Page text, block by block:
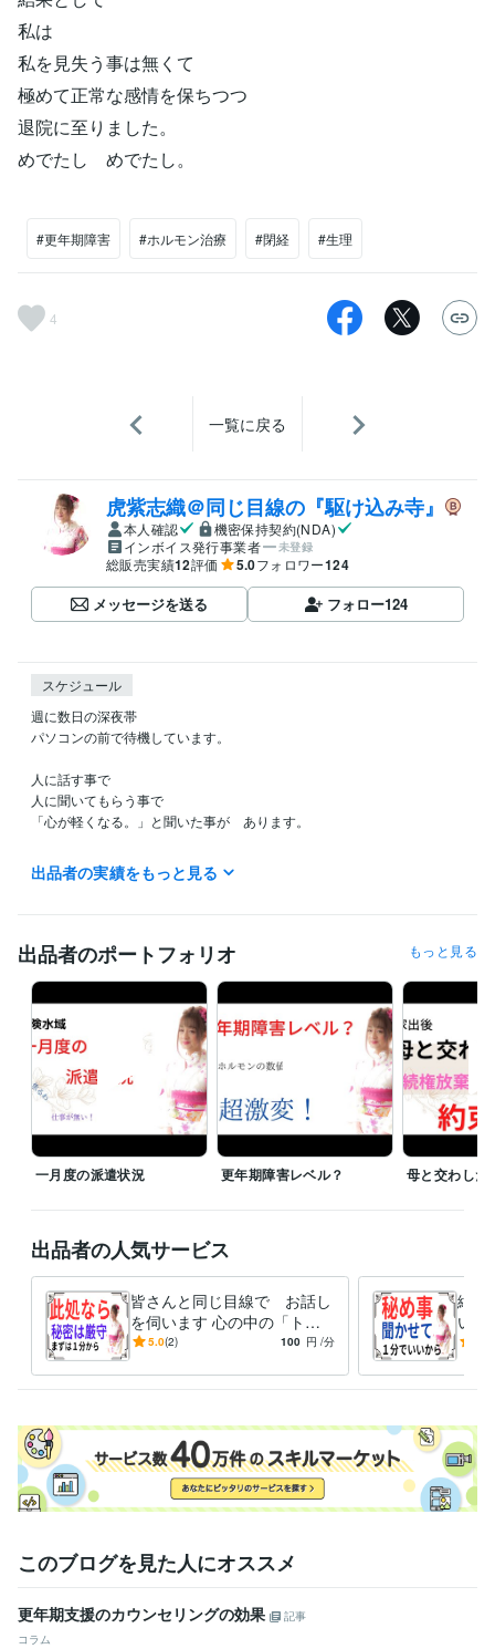
私は
私を見失う事は無くて
極めて正常な感情を保ちつつ
退院に至りました。
めでたし めでたし。
#更年期障害 #ホルモン治療 #閉経 #生理
4
一覧に戻る
虎紫志織＠同じ目線の『駆け込み寺』
本人確認
機密保持契約(NDA)
インボイス発行事業者
未登録
総販売実績12評価 5.0フォロワー124
メッセージを送る フォロー124
スケジュール
週に数日の深夜帯
パソコンの前で待機しています。
人に話す事で
人に聞いてもらう事で
「心が軽くなる。」と聞いた事が　あります。
「男」から「女」へと　性別を変えた私が
皆さんの「心の声」を　お聞きします。
「短くって　拍子抜け　されないかなぁ？」なんて思わなくても　大丈
夫ですよ。
『愚痴』でも『悩み事』でも　なんでも　お聞きします。
唯、
皆さんの背景を　より理解する為に　時々質問しながら　会話させて下
さいね。
相談料は　１分１００円
大切な「お金」を大事に使って頂く為にも
貴重な時間を悩み事で費やしてしまうのは　何か「損した気分？」
私が「あわ　あわ」と言葉を探している間に
電話　切っちゃってもらっても　大丈夫ですよ。
でも　いきなりだと驚いちゃうかも　なので
「切るよォ！」なんて声を掛けてもらって
一方的に受話器を置いてもらっても　構いませんよ。
注意点として
その道の専門家では　ありません。
＝ココナラブログ＝
エッセー色を解き放ち、
私・虎紫志織の『人＆なり』を　余すことなく知ってもらいたく
受賞歴
あすたいむ倶楽部　　ＬＧＢＴ体験談 あすたいむ倶楽部　　Ｌ
ＧＢＴ体験談 あすたいむ倶楽部　　ＬＧＢＴ体験談
ミリー　メンバー入り
出品者の実績をもっと見る
出品者のポートフォリオ もっと見る
一月度の派遣状況 更年期障害レベル？ 母と交わした
出品者の人気サービス
皆さんと同じ目線で お話し
を伺います 心の中の「ト
ゲ」を抜く お手伝いをさせ
5.0(2) 100 円 /分
絶対
い事
言い
きま
このブログを見た人にオススメ
更年期支援のカウンセリングの効果
記事
コラム